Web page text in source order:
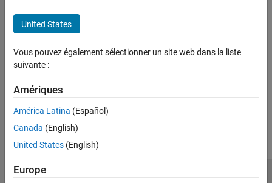
United States
Vous pouvez également sélectionner un site web dans la liste
suivante :
Amériques
América Latina (Español)
Canada (English)
United States (English)
Europe